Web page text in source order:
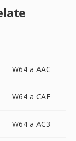
W64 a AAC
W64 a CAF
W64 a AC3